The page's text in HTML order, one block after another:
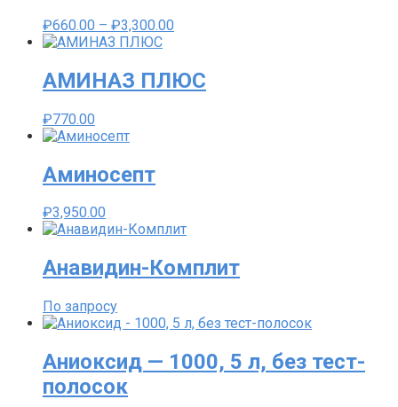
₽660.00 – ₽3,300.00
–
₽3,300.00
АМИНАЗ ПЛЮС
₽770.00
Аминосепт
₽3,950.00
Анавидин-Комплит
По запросу
Аниоксид — 1000, 5 л, без тест-
полосок